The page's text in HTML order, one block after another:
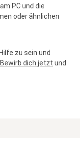
PC und die
oder ähnlichen
zu sein und
Bewirb dich jetzt und